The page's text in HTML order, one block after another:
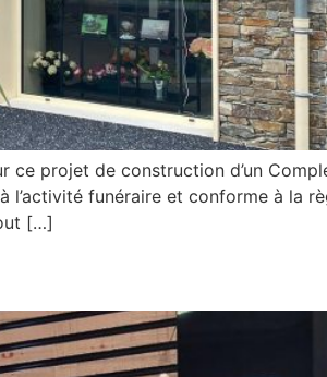
projet de construction d’un
l’activité funéraire et conforme à la
[…]